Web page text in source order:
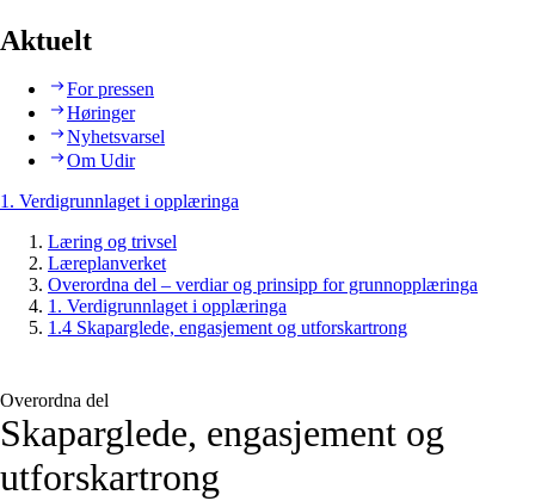
Aktuelt
For pressen
Høringer
Nyhetsvarsel
Om Udir
1. Verdigrunnlaget i opplæringa
Læring og trivsel
Læreplanverket
Overordna del – verdiar og prinsipp for grunnopplæringa
1. Verdigrunnlaget i opplæringa
1.4 Skaparglede, engasjement og utforskartrong
Overordna del
Skaparglede, engasjement og
utforskartrong